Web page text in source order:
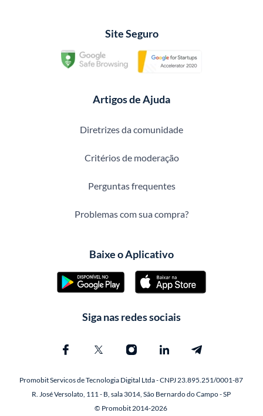
Site Seguro
Artigos de Ajuda
Diretrizes da comunidade
Critérios de moderação
Perguntas frequentes
Problemas com sua compra?
Baixe o Aplicativo
Siga nas redes sociais
Promobit Servicos de Tecnologia Digital Ltda - CNPJ 23.895.251/0001-87
R. José Versolato, 111 - B, sala 3014, São Bernardo do Campo - SP
© Promobit 2014-2026